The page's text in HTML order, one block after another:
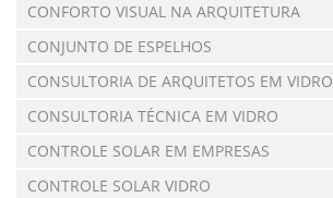
CONFORTO VISUAL NA ARQUITETURA
CONJUNTO DE ESPELHOS
CONSULTORIA DE ARQUITETOS EM VIDRO
CONSULTORIA TÉCNICA EM VIDRO
CONTROLE SOLAR EM EMPRESAS
CONTROLE SOLAR VIDRO